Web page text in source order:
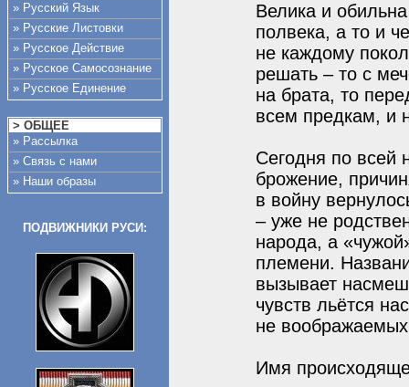
» Русский Язык
» Русские Листовки
» Русское Действие
» Русское Самосознание
» Русское Единение
> ОБЩЕЕ
» Рассылка
» Связь с нами
» Наши образы
ПОДВИЖНИКИ РУСИ:
Велика и
полвека, а то и
не каждому
решать – то с
на брата, то
всем предкам, и
Сегодня по всей
брожение,
в войну
– уже не
народа, а
племени.
вызывает
чувств льётся
не
Имя